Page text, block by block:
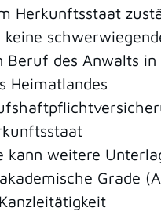
Herkunftsstaat
keine
Beruf des Anwalts in
Heimatlandes
kann weitere
Grade